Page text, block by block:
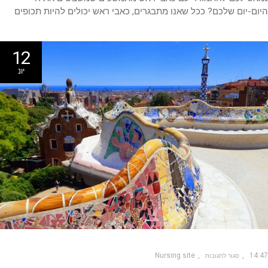
יום שלכם? ככל שאנו מתבגרים, כאבי ראש יכולים להיות תכופים
12
סגור לתגובות Nursing site